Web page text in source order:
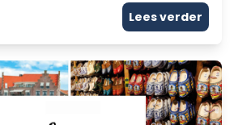
Lees verder